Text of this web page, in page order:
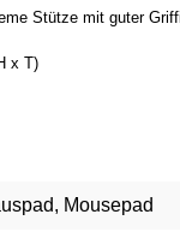
Stütze mit guter
x T)
Mousepad